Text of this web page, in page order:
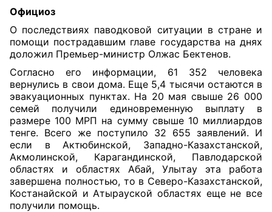
Официоз
О последствиях паводковой ситуации в стране и
помощи пострадавшим главе государства на днях
доложил Премьер-министр Олжас Бектенов.
Согласно его информации, 61 352 человека
вернулись в свои дома. Еще 5,4 тысячи остаются в
эвакуационных пунктах. На 20 мая свыше 26 000
семей получили единовременную выплату в
размере 100 МРП на сумму свыше 10 миллиардов
тенге. Всего же поступило 32 655 заявлений. И
если в Актюбинской, Западно-Казахстанской,
Акмолинской, Карагандинской, Павлодарской
областях и областях Абай, Улытау эта работа
завершена полностью, то в Северо-Казахстанской,
Костанайской и Атырауской областях еще не все
получили помощь.